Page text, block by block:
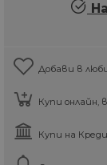
Добави в
Купи онлайн,
Купи на